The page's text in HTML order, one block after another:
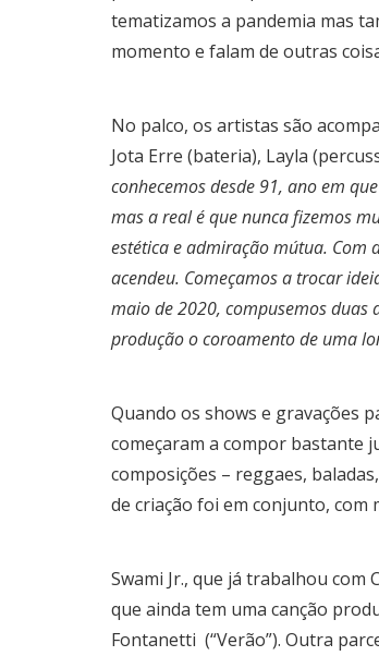
tematizamos a pandemia mas
momento e falam de outras
No palco, os artistas são
Jota Erre (bateria), Layla
conhecemos desde 91, ano em
mas a real é que nunca fizemos
estética e admiração mútua.
acendeu. Começamos a trocar
maio de 2020, compusemos duas
produção o coroamento de uma
Quando os shows e gravações
começaram a compor bastante
composições – reggaes,
de criação foi em conjunto, com
Swami Jr., que já trabalhou com
que ainda tem uma canção
Fontanetti (“Verão”). Outra